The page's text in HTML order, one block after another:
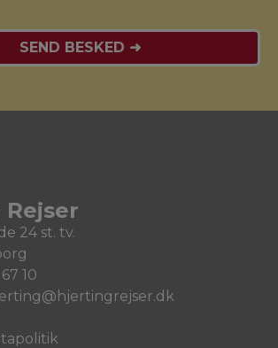
24 st. tv.
10